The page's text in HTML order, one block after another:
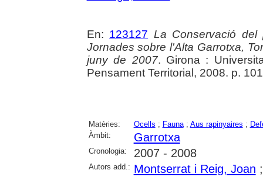
En: 123127 La Conservació del
Jornades sobre l'Alta Garrotxa,
juny de 2007. Girona :
Pensament Territorial, 2008. p.
Matèries: Ocells ; Fauna; Aus rapinyaires ;
Àmbit:
Garrotxa
Cronologia: 2007 - 2008
Autors add.: Montserrat i Reig, Joan